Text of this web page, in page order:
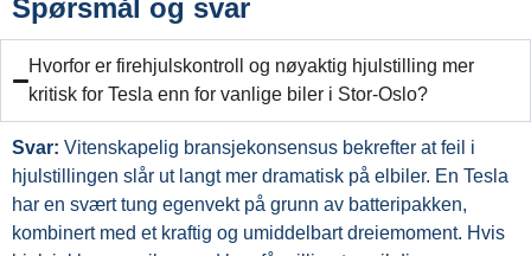
Spørsmål og svar
Hvorfor er firehjulskontroll og nøyaktig hjulstilling mer
kritisk for Tesla enn for vanlige biler i Stor-Oslo?
Svar: Vitenskapelig bransjekonsensus bekrefter at feil i
hjulstillingen slår ut langt mer dramatisk på elbiler. En Tesla
har en svært tung egenvekt på grunn av batteripakken,
kombinert med et kraftig og umiddelbart dreiemoment. Hvis